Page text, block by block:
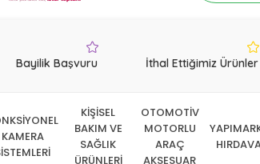
Bayilik Başvuru İthal Ettiğimiz Ürünler
KAMERA
KİŞİSEL
BAKIM VE
SAĞLIK
ÜRÜNLERİ
OTOMOTİV
MOTORLU
ARAÇ
AKSESUAR